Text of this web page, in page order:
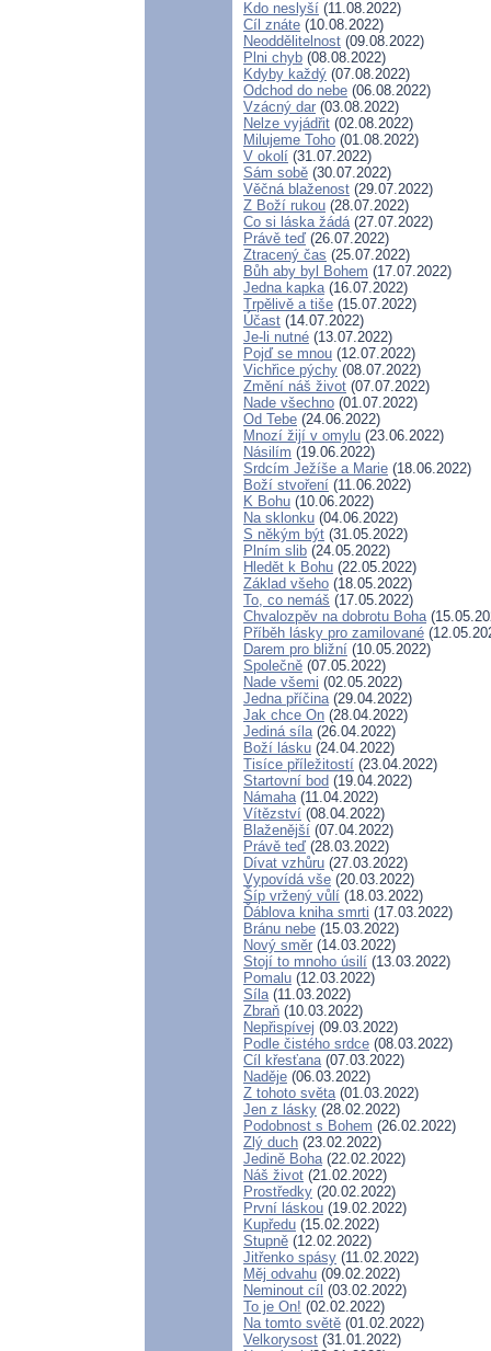
Kdo neslyší (11.08.2022)
Cíl znáte (10.08.2022)
Neoddělitelnost (09.08.2022)
Plni chyb (08.08.2022)
Kdyby každý (07.08.2022)
Odchod do nebe (06.08.2022)
Vzácný dar (03.08.2022)
Nelze vyjádřit (02.08.2022)
Milujeme Toho (01.08.2022)
V okolí (31.07.2022)
Sám sobě (30.07.2022)
Věčná blaženost (29.07.2022)
Z Boží rukou (28.07.2022)
Co si láska žádá(27.07.2022)
Právě teď (26.07.2022)
Ztracený čas (25.07.2022)
Bůh aby byl Bohem (17.07.2022)
Jedna kapka(16.07.2022)
Trpělivě a tiše (15.07.2022)
Účast (14.07.2022)
Je-li nutné (13.07.2022)
Pojď se mnou (12.07.2022)
Vichřice pýchy (08.07.2022)
Změní náš život (07.07.2022)
Nade všechno (01.07.2022)
Od Tebe (24.06.2022)
Mnozí žijí v omylu (23.06.2022)
Násilím (19.06.2022)
Srdcím Ježíše a Marie (18.06.2022)
Boží stvoření (11.06.2022)
K Bohu (10.06.2022)
Na sklonku (04.06.2022)
S někým být (31.05.2022)
Plním slib (24.05.2022)
Hledět k Bohu (22.05.2022)
Základ všeho (18.05.2022)
To, co nemáš (17.05.2022)
Chvalozpěv na dobrotu Boha
Příběh lásky pro zamilované
Darem pro bližní (10.05.2022)
Společně (07.05.2022)
Nade všemi (02.05.2022)
Jedna příčina(29.04.2022)
Jak chce On (28.04.2022)
Jediná síla(26.04.2022)
Boží lásku (24.04.2022)
Tisíce příležitostí (23.04.2022)
Startovní bod (19.04.2022)
Námaha(11.04.2022)
Vítězství (08.04.2022)
Blaženější (07.04.2022)
Právě teď (28.03.2022)
Dívat vzhůru (27.03.2022)
Vypovídá vše (20.03.2022)
Šíp vržený vůlí (18.03.2022)
Ďáblova kniha smrti (17.03.2022)
Bránu nebe (15.03.2022)
Nový směr (14.03.2022)
Stojí to mnoho úsilí (13.03.2022)
Pomalu (12.03.2022)
Síla(11.03.2022)
Zbraň (10.03.2022)
Nepřispívej (09.03.2022)
Podle čistého srdce (08.03.2022)
Cíl křesťana(07.03.2022)
Naděje (06.03.2022)
Z tohoto světa(01.03.2022)
Jen z lásky (28.02.2022)
Podobnost s Bohem (26.02.2022)
Zlý duch (23.02.2022)
Jedině Boha(22.02.2022)
Náš život (21.02.2022)
Prostředky (20.02.2022)
První láskou (19.02.2022)
Kupředu (15.02.2022)
Stupně (12.02.2022)
Jitřenko spásy (11.02.2022)
Měj odvahu (09.02.2022)
Neminout cíl (03.02.2022)
To je On! (02.02.2022)
Na tomto světě (01.02.2022)
Velkorysost (31.01.2022)